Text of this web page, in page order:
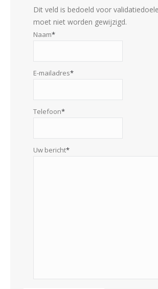
Dit veld is bedoeld voor
moet niet worden gewijzigd.
Naam*
E-mailadres*
Telefoon*
Uw bericht*